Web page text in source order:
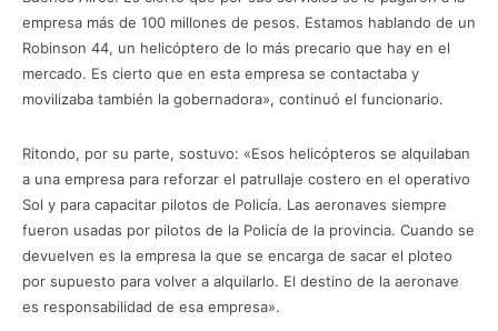
empresa más de 100 millones de pesos. Estamos hablando de un
Robinson 44, un helicóptero de lo más precario que hay en el
mercado. Es cierto que en esta empresa se contactaba y
movilizaba también la gobernadora», continuó el funcionario.
Ritondo, por su parte, sostuvo: «Esos helicópteros se alquilaban
a una empresa para reforzar el patrullaje costero en el operativo
Sol y para capacitar pilotos de Policía. Las aeronaves siempre
fueron usadas por pilotos de la Policía de la provincia. Cuando se
devuelven es la empresa la que se encarga de sacar el ploteo
por supuesto para volver a alquilarlo. El destino de la aeronave
es responsabilidad de esa empresa».